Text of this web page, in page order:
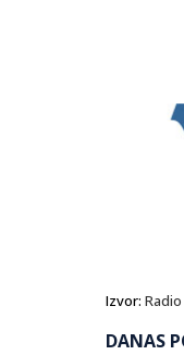
Izvor:
DANAS